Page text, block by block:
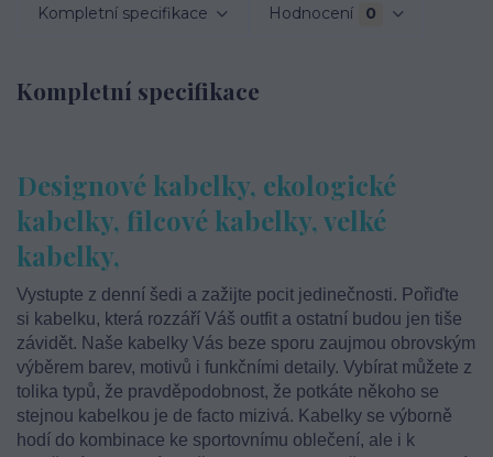
Kompletní specifikace Hodnocení 0
Kompletní specifikace
Designové kabelky, ekologické
kabelky, filcové kabelky, velké
kabelky,
Vystupte z denní šedi a zažijte pocit jedinečnosti. Pořiďte
si kabelku, která rozzáří Váš outfit a ostatní budou jen tiše
závidět. Naše kabelky Vás beze sporu zaujmou obrovským
výběrem barev, motivů i funkčními detaily. Vybírat můžete z
tolika typů, že pravděpodobnost, že potkáte někoho se
stejnou kabelkou je de facto mizivá. Kabelky se výborně
hodí do kombinace ke sportovnímu oblečení, ale i k